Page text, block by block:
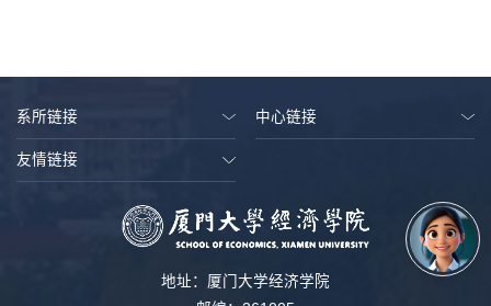
系所链接 中心链接
友情链接
地址：厦门大学经济学院